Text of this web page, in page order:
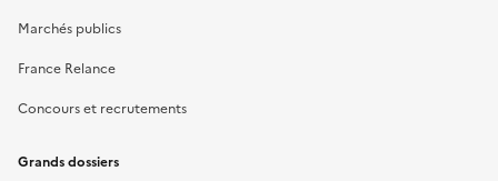
Marchés publics
France Relance
Concours et recrutements
Grands dossiers